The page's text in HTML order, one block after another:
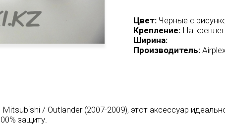
Цвет: Черные с
Крепление: На
Ширина:
Производитель:
/ Outlander (2007-2009), этот аксессуар
защиту.